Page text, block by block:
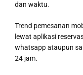
dan waktu.
Trend pemesanan
lewat aplikasi
whatsapp ataupun
24 jam.